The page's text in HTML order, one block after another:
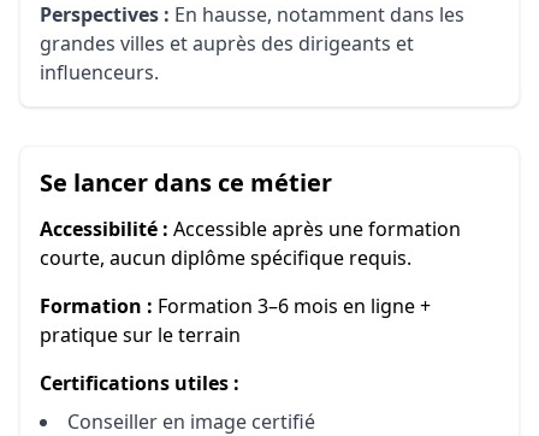
Perspectives : En hausse, notamment dans les
grandes villes et auprès des dirigeants et
influenceurs.
Se lancer dans ce métier
Accessibilité : Accessible après une formation
courte, aucun diplôme spécifique requis.
Formation : Formation 3–6 mois en ligne +
pratique sur le terrain
Certifications utiles :
Conseiller en image certifié